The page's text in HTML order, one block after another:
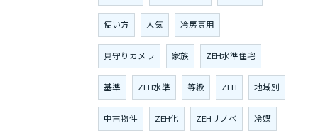
使い方 人気 冷房専用
見守りカメラ 家族 ZEH水準住宅
基準 ZEH水準 等級 ZEH 地域別
中古物件 ZEH化 ZEHリノベ 冷媒